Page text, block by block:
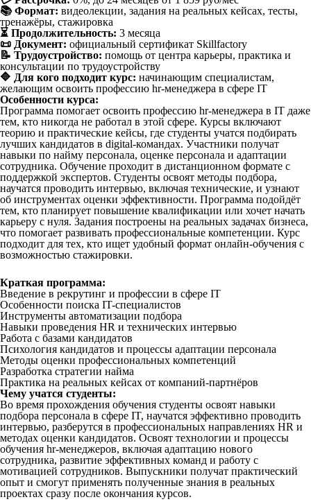
📚 Формат: видеолекции, задания на реальных кейсах, тесты,
тренажёры, стажировка
⏳ Продолжительность: 3 месяца
📜 Документ: официальный сертификат Skillfactory
📝 Трудоустройство: помощь от центра карьеры, практика и
консультации по трудоустройству
🔷 Для кого подходит курс: начинающим специалистам,
желающим освоить профессию hr-менеджера в сфере IT
Особенности курса:
Программа помогает освоить профессию hr-менеджера в IT даже
тем, кто никогда не работал в этой сфере. Курсы включают
теорию и практические кейсы, где студенты учатся подбирать
лучших кандидатов в digital-командах. Участники получат
навыки по найму персонала, оценке персонала и адаптации
сотрудника. Обучение проходит в дистанционном формате с
поддержкой экспертов. Студенты освоят методы подбора,
научатся проводить интервью, включая технические, и узнают
об инструментах оценки эффективности. Программа подойдёт
тем, кто планирует повышение квалификации или хочет начать
карьеру с нуля. Задания построены на реальных задачах бизнеса,
что помогает развивать профессиональные компетенции. Курс
подходит для тех, кто ищет удобный формат онлайн-обучения с
возможностью стажировки.
Краткая программа:
Введение в рекрутинг и профессии в сфере IT
Особенности поиска IT-специалистов
Инструменты автоматизации подбора
Навыки проведения HR и технических интервью
Работа с базами кандидатов
Психология кандидатов и процессы адаптации персонала
Методы оценки профессиональных компетенций
Разработка стратегии найма
Практика на реальных кейсах от компаний-партнёров
Чему учатся студенты:
Во время прохождения обучения студенты освоят навыки
подбора персонала в сфере IT, научатся эффективно проводить
интервью, разберутся в профессиональных направлениях HR и
методах оценки кандидатов. Освоят технологии и процессы
обучения hr-менеджеров, включая адаптацию нового
сотрудника, развитие эффективных команд и работу с
мотивацией сотрудников. Выпускники получат практический
опыт и смогут применять полученные знания в реальных
проектах сразу после окончания курсов.